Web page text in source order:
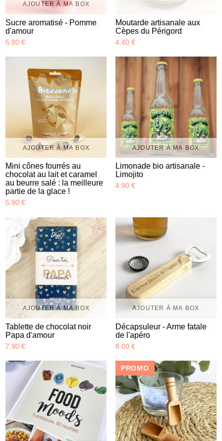
AJOUTER À MA BOX
Sucre aromatisé - Pomme
d'amour
5.90 €
Moutarde artisanale aux
Cèpes du Périgord
4.40 €
AJOUTER À MA BOX
Mini cônes fourrés au
chocolat au lait et caramel
au beurre salé : la meilleure
partie de la glace !
5.90 €
AJOUTER À MA BOX
Limonade bio artisanale -
Limojito
4.90 €
AJOUTER À MA BOX
Tablette de chocolat noir
Papa d'amour
7.90 €
AJOUTER À MA BOX
Décapsuleur - Arme fatale
de l'apéro
8.00 €
PROMO